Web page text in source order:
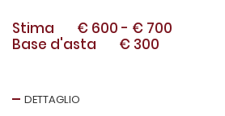
Stima € 600 - € 700
Base d'asta
€ 300
DETTAGLIO